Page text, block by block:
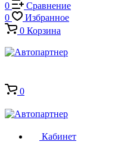
0
Сравнение
0
Избранное
0 Корзина
0
Кабинет